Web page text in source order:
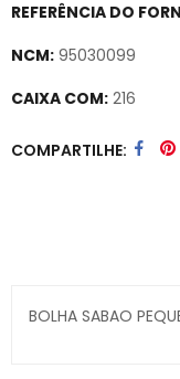
REFERÊNCIA DO
NCM: 95030099
CAIXA COM: 216
Secure crypto
COMPARTILHE
BOLHA SABAO